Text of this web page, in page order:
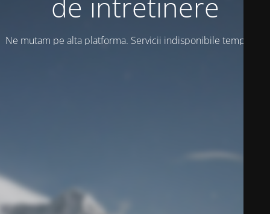
Ne mutam pe alta platforma. Servicii indisponibile temporar!